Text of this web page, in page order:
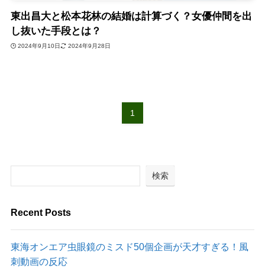
東出昌大と松本花林の結婚は計算づく？女優仲間を出
し抜いた手段とは？
2024年9月10日 2024年9月28日
1
検索
Recent Posts
東海オンエア虫眼鏡のミスド50個企画が天才すぎる！風
刺動画の反応